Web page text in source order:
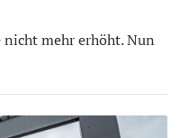
mehr erhöht. Nun